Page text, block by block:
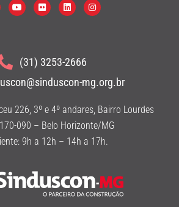
(31) 3253-2666
mg.org.br
226, 3º e 4º andares, Bairro Lourdes
090 – Belo Horizonte/MG
9h a 12h – 14h a 17h.